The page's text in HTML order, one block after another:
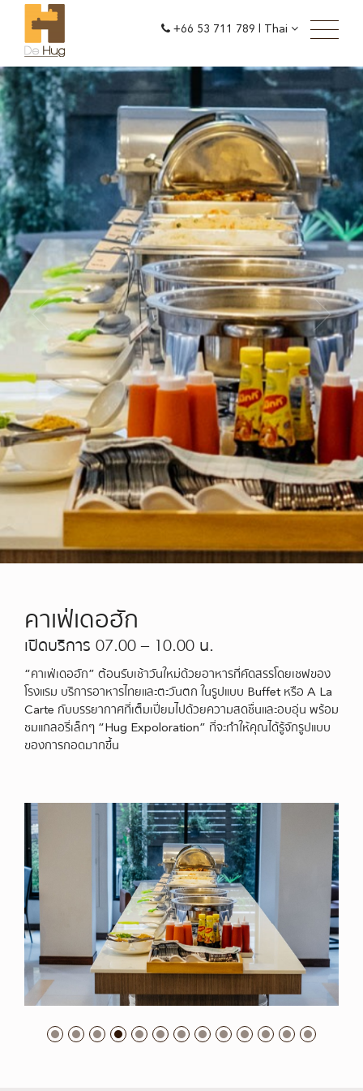
+66 53 711 789 Thai
คาเฟ่เดอฮัก
เปิดบริการ 07.00 – 10.00 น.
“คาเฟ่เดอฮัก” ต้อนรับเช้าวันใหม่ด้วยอาหารที่คัดสรรโดยเชฟของ
โรงแรม บริการอาหารไทยและตะวันตก ในรูปแบบ Buffet หรือ A La
Carte กับบรรยากาศที่เต็มเปี่ยมไปด้วยความสดชื่นและอบอุ่น พร้อม
ชมแกลอรี่เล็กๆ “Hug Expoloration” ที่จะทำให้คุณได้รู้จักรูปแบบ
ของการกอดมากขึ้น